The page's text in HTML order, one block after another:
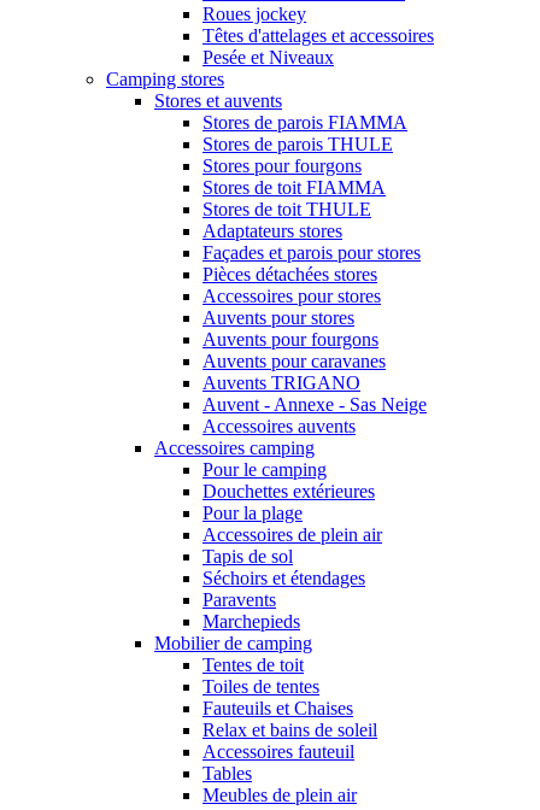
Roues jockey
Têtes d'attelages et accessoires
Pesée et Niveaux
Camping stores
Stores et auvents
Stores de parois FIAMMA
Stores de parois THULE
Stores pour fourgons
Stores de toit FIAMMA
Stores de toit THULE
Adaptateurs stores
Façades et parois pour stores
Pièces détachées stores
Accessoires pour stores
Auvents pour stores
Auvents pour fourgons
Auvents pour caravanes
Auvents TRIGANO
Auvent - Annexe - Sas Neige
Accessoires auvents
Accessoires camping
Pour le camping
Douchettes extérieures
Pour la plage
Accessoires de plein air
Tapis de sol
Séchoirs et étendages
Paravents
Marchepieds
Mobilier de camping
Tentes de toit
Toiles de tentes
Fauteuils et Chaises
Relax et bains de soleil
Accessoires fauteuil
Tables
Meubles de plein air